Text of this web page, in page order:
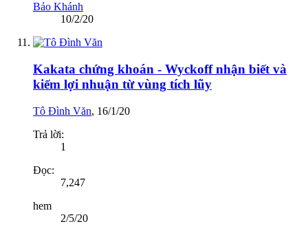
Bảo Khánh
10/2/20
Kakata chứng khoán - Wyckoff nhận biết và
kiếm lợi nhuận từ vùng tích lũy
Tô Đình Văn, 16/1/20
Trả lời:
1
Đọc:
7,247
hem
2/5/20